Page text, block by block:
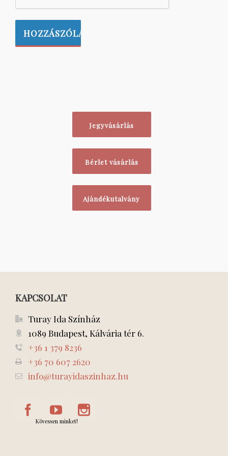
Jegyvásárlás
Bérlet vásárlás
Ajándékutalvány
KAPCSOLAT
Turay Ida Színház
1089 Budapest, Kálvária tér 6.
+36 1 379 8236
+36 70 607 2620
info@turayidaszinhaz.hu
Kövessen minket!